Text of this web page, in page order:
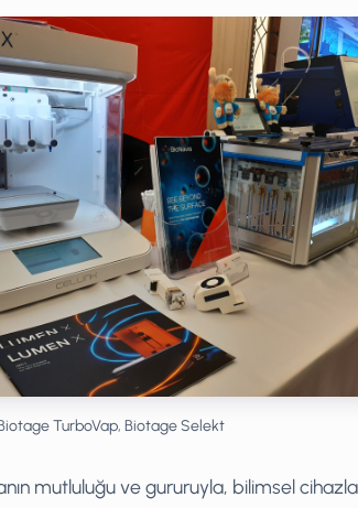
TurboVap, Biotage Selekt
mutluluğu ve gururuyla, bilimsel